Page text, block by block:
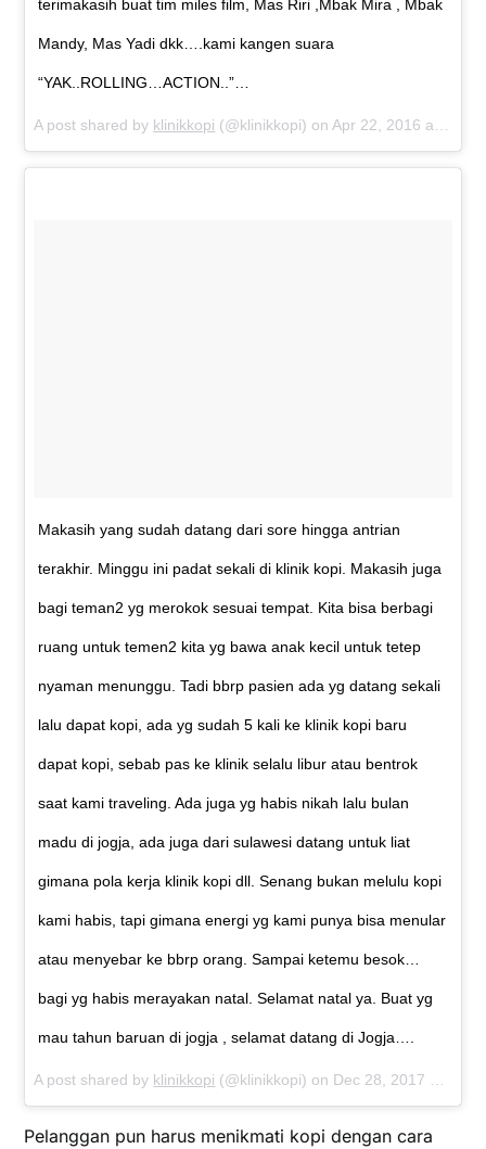
terimakasih buat tim miles film, Mas Riri ,Mbak Mira , Mbak
Mandy, Mas Yadi dkk….kami kangen suara
“YAK..ROLLING…ACTION..”…
A post shared by klinikkopi (@klinikkopi) on Apr 22, 2016 at 5:38am PDT
Makasih yang sudah datang dari sore hingga antrian
terakhir. Minggu ini padat sekali di klinik kopi. Makasih juga
bagi teman2 yg merokok sesuai tempat. Kita bisa berbagi
ruang untuk temen2 kita yg bawa anak kecil untuk tetep
nyaman menunggu. Tadi bbrp pasien ada yg datang sekali
lalu dapat kopi, ada yg sudah 5 kali ke klinik kopi baru
dapat kopi, sebab pas ke klinik selalu libur atau bentrok
saat kami traveling. Ada juga yg habis nikah lalu bulan
madu di jogja, ada juga dari sulawesi datang untuk liat
gimana pola kerja klinik kopi dll. Senang bukan melulu kopi
kami habis, tapi gimana energi yg kami punya bisa menular
atau menyebar ke bbrp orang. Sampai ketemu besok…
bagi yg habis merayakan natal. Selamat natal ya. Buat yg
mau tahun baruan di jogja , selamat datang di Jogja….
A post shared by klinikkopi (@klinikkopi) on Dec 28, 2017 at 8:30am PST
Pelanggan pun harus menikmati kopi dengan cara